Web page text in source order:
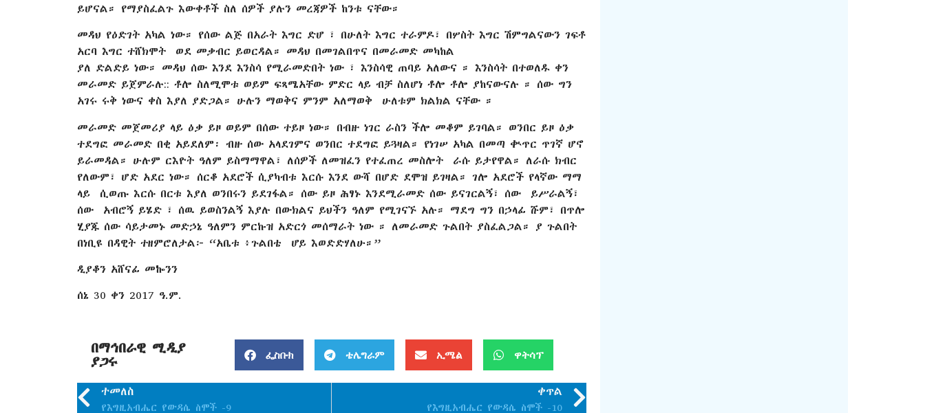
ይሆናል። የማያስፈልጉ እውቀቶች ስለ ሰዎች ያሉን መረጃዎች ከንቱ ናቸው።
መዳህ የዕድገት አካል ነው። የሰው ልጅ በአራት እግር ድሆ ፣ በሁለት እግር ተራምዶ፣ በሦስት እግር ሽምግልናውን ገፍቶ
አርባ እግር ተሸክሞት ወደ መቃብር ይወርዳል። መዳህ በመገልበጥና በመራመድ መካከል
ያለ ድልድይ ነው። መዳህ ሰው እንደ እንስሳ የሚራመድበት ነው ፣ እንስሳዊ ጠባይ አለውና ። እንስሳት በተወለዱ ቀን
መራመድ ይጀምራሉ:: ቶሎ ስለሚሞቱ ወይም ፍጻሜአቸው ምድር ላይ ብቻ ስለሆነ ቶሎ ቶሎ ያከናውናሉ ። ሰው ግን
አገሩ ሩቅ ነውና ቀስ እያለ ያድጋል። ሁሉን ማወቅና ምንም አለማወቅ ሁለቱም ክልክል ናቸው ።
መራመድ መጀመሪያ ላይ ዕቃ ይዞ ወይም በሰው ተይዞ ነው። በብዙ ነገር ራስን ችሎ መቆም ይገባል። ወንበር ይዞ ዕቃ
ተደግፎ መራመድ በቂ አይደለም፡ ብዙ ሰው አላደገምና ወንበር ተደግፎ ይጓዛል። የነገሠ አካል በመጣ ቊጥር ጥገኛ ሆኖ
ይራመዳል። ሁሉም ርእዮት ዓለም ይስማማዋል፣ ለሰዎች ለመዝፈን የተፈጠረ መስሎት ራሱ ይታየዋል። ለራሱ ክብር
የለውም፣ ሆድ አደር ነው። ሰርቆ አደሮች ሲያካብቱ እርሱ እንደ ውሻ በሆድ ደሞዝ ይገዛል። ገሎ አደሮች የላኛው ማማ
ላይ ሲወጡ እርሱ በርቱ እያለ ወንበሩን ይደገፋል። ሰው ይዞ ሕፃኑ እንደሚራመድ ሰው ይናገርልኝ፣ ሰው ይሥራልኝ፣
ሰው አብሮኝ ይሄድ ፣ ሰዉ ይወስንልኝ እያሉ በውክልና ይህችን ዓለም የሚገናኙ አሉ። ማደግ ግን በኃላፊ ሹም፣ በጥሎ
ሂያጁ ሰው ሳይታመኑ መድኃኔ ዓለምን ምርኩዝ አድርጎ መሰማራት ነው ። ለመራመድ ጉልበት ያስፈልጋል። ያ ጉልበት
በነቢዩ በዳዊት ተዘምሮለታል፦ “አቤቱ ፥ጉልበቴ ሆይ እወድድሃለሁ።”
ዲያቆን አሸናፊ መኰንን
ሰኔ 30 ቀን 2017 ዓ.ም.
በማኅበራዊ ሚዲያ
ያጋሩ ፌስቡክ ቴሌግራም ኢሜል ዋትሳፕ
ተመለስ
የእግዚአብሔር የውዳሴ ስሞች -9
ቀጥል
የእግዚአብሔር የውዳሴ ስሞች -10